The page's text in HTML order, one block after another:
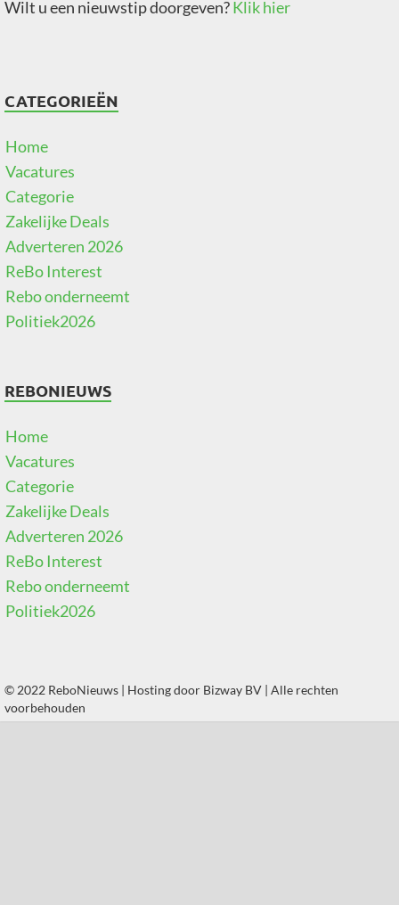
Wilt u een nieuwstip doorgeven?Klik hier
CATEGORIEËN
Home
Vacatures
Categorie
Zakelijke Deals
Adverteren 2026
ReBo Interest
Rebo onderneemt
Politiek2026
REBONIEUWS
Home
Vacatures
Categorie
Zakelijke Deals
Adverteren 2026
ReBo Interest
Rebo onderneemt
Politiek2026
© 2022 ReboNieuws | Hosting door Bizway BV | Alle rechten
voorbehouden